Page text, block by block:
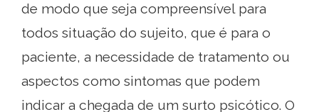
de modo que seja compreensível para
todos situação do sujeito, que é para o
paciente, a necessidade de tratamento ou
aspectos como sintomas que podem
indicar a chegada de um surto psicótico. O